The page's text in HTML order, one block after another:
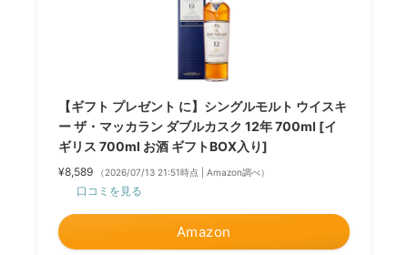
【ギフト プレゼント に】シングルモルト ウイスキ
ー ザ・マッカラン ダブルカスク 12年 700ml [イ
ギリス 700ml お酒 ギフトBOX入り]
¥8,589 （2026/07/13 21:51時点 | Amazon調べ）
口コミを見る
Amazon